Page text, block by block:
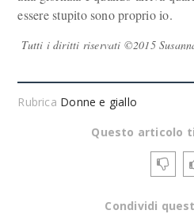
essere stupito sono proprio io.
Tutti i diritti riservati ©2015
Rubrica Donne e giallo
Questo articolo
Condividi